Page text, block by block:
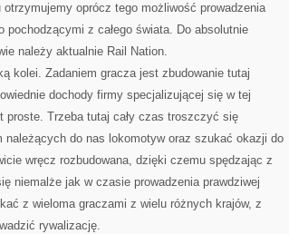
oprócz tego możliwość prowadzenia
z całego świata. Do absolutnie
należy aktualnie Rail Nation.
kolei. Zadaniem gracza jest zbudowanie tutaj
dochody firmy specjalizującej się w tej
proste. Trzeba tutaj cały czas troszczyć się
do nas lokomotyw oraz szukać okazji do
wręcz rozbudowana, dzięki czemu spędzając z
niemalże jak w czasie prowadzenia prawdziwej
z wieloma graczami z wielu różnych krajów, z
rywalizację.